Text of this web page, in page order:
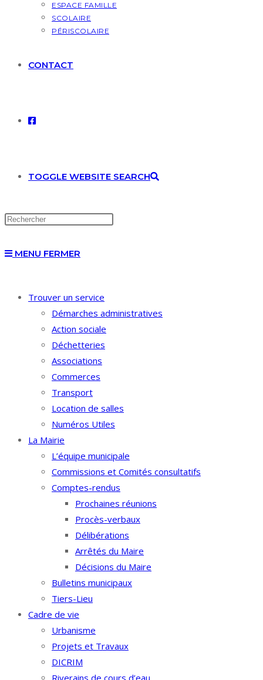
ESPACE FAMILLE
SCOLAIRE
PÉRISCOLAIRE
CONTACT
TOGGLE WEBSITE SEARCH
MENU FERMER
Trouver un service
Démarches administratives
Action sociale
Déchetteries
Associations
Commerces
Transport
Location de salles
Numéros Utiles
La Mairie
L’équipe municipale
Commissions et Comités consultatifs
Comptes-rendus
Prochaines réunions
Procès-verbaux
Délibérations
Arrêtés du Maire
Décisions du Maire
Bulletins municipaux
Tiers-Lieu
Cadre de vie
Urbanisme
Projets et Travaux
DICRIM
Riverains de cours d’eau